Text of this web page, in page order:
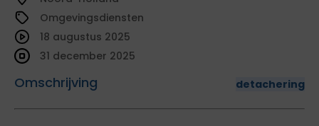
Omgevingsdiensten
Omschrijving detachering
18 augustus 2025
31 december 2025